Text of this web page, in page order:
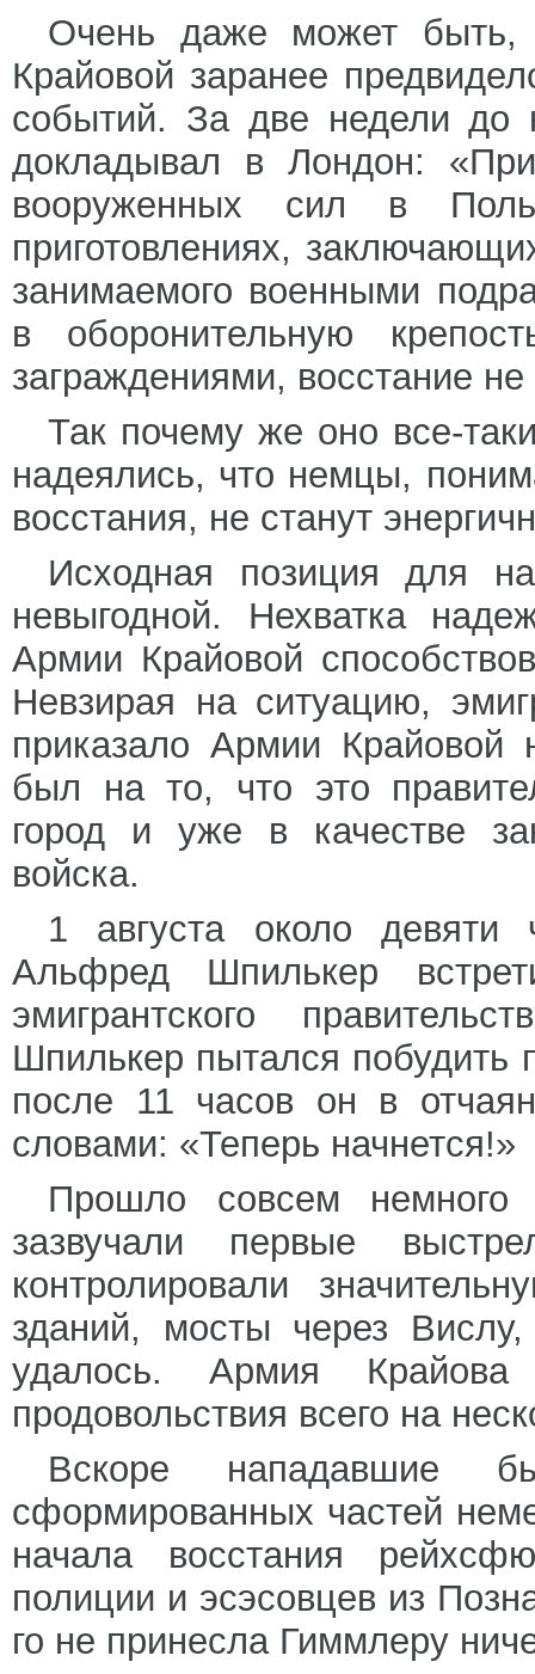
Очень даже может быть,
Крайовой заранее
событий. За две недели до
докладывал в Лондон:
вооруженных сил в
приготовлениях,
занимаемого военными
в оборонительную
заграждениями, восстание
Так почему же оно все-
надеялись, что немцы,
восстания, не станут
Исходная позиция для
невыгодной. Нехватка
Армии Крайовой
Невзирая на ситуацию,
приказало Армии Крайовой
был на то, что это
город и уже в качестве
войска.
1 августа около
Альфред Шпилькер
эмигрантского
Шпилькер пытался побудить
после 11 часов он в
словами: «Теперь начнется!»
Прошло совсем
зазвучали первые
контролировали
зданий, мосты через
удалось. Армия
продовольствия всего на
Вскоре нападавшие
сформированных частей
начала восстания
полиции и эсэсовцев из
го не принесла Гиммлеру